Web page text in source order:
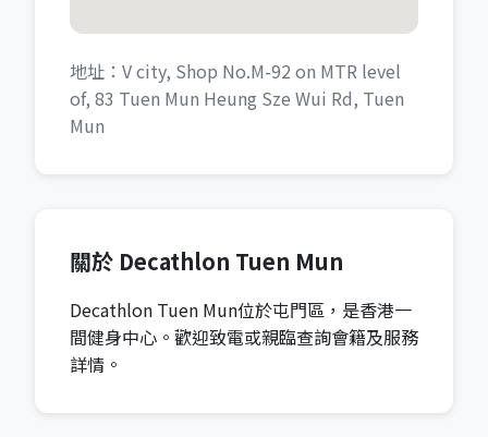
地址：V city, Shop No.M-92 on MTR level
of, 83 Tuen Mun Heung Sze Wui Rd, Tuen
Mun
關於 Decathlon Tuen Mun
Decathlon Tuen Mun位於屯門區，是香港一
間健身中心。歡迎致電或親臨查詢會籍及服務
詳情。